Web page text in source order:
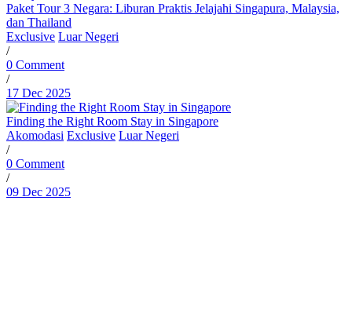
Paket Tour 3 Negara: Liburan Praktis Jelajahi Singapura, Malaysia,
dan Thailand
Exclusive Luar Negeri
/
0 Comment
/
17 Dec 2025
Finding the Right Room Stay in Singapore
Akomodasi Exclusive Luar Negeri
/
0 Comment
/
09 Dec 2025